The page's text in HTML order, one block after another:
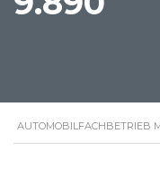
AUTOMOBILFACHBETRIEB